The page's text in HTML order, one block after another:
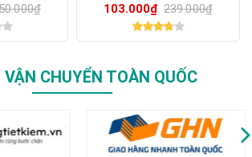
103.000₫ 239.000₫
CHUYỂN TOÀN QUỐC